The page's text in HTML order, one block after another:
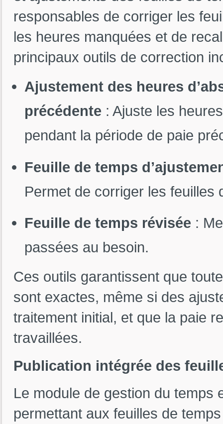
responsables de corriger les
les heures manquées et de
principaux outils de correction
Ajustement des heures
précédente : Ajuste les
pendant la période de paie
Feuille de temps
Permet de corriger les feuilles
Feuille de temps révisée :
passées au besoin.
Ces outils garantissent que
sont exactes, même si des
traitement initial, et que la paie
travaillées.
Publication intégrée des
Le module de gestion du temps
permettant aux feuilles de